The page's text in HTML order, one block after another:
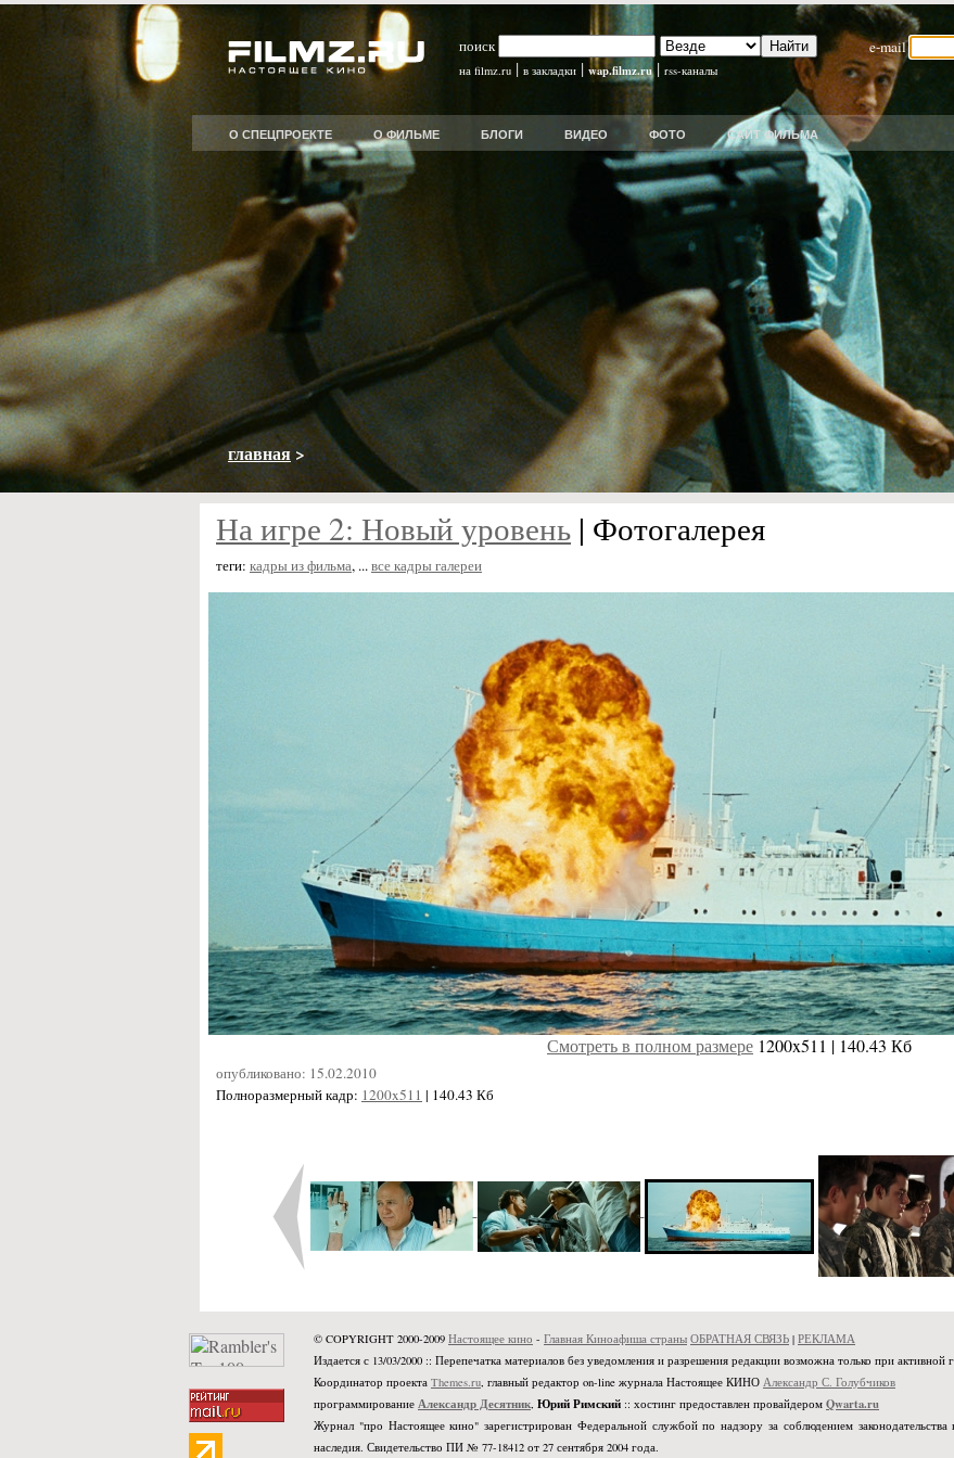
поиск
на filmz.ru| в закладки| wap.filmz.ru| rss-каналы
e-mail
О СПЕЦПРОЕКТЕ О ФИЛЬМЕ БЛОГИ ВИДЕО ФОТО САЙТ ФИЛЬМА
главная>
На игре 2: Новый уровень | Фотогалерея
теги: кадры из фильма, ...все кадры галереи
Смотреть в полном размере 1200x511 | 140.43 Кб
опубликовано: 15.02.2010
Полноразмерный кадр: 1200x511 | 140.43 Кб
© COPYRIGHT 2000-2009 Настоящее кино - Главная Киноафиша страны ОБРАТНАЯ СВЯЗЬ | РЕКЛАМА
Издается с 13/03/2000 :: Перепечатка материалов без уведомления и разрешения редакции возможна только при активной
Координатор проекта Themes.ru, главный редактор on-line журнала Настоящее КИНО Александр С. Голубчиков
программирование Александр Десятник, Юрий Римский :: хостинг предоставлен провайдером Qwarta.ru
Журнал "про Настоящее кино" зарегистрирован Федеральной службой по надзору за соблюдением
наследия. Свидетельство ПИ № 77-18412 от 27 сентября 2004 года.